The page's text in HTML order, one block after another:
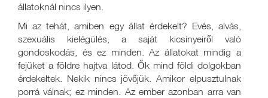
állatoknál nincs ilyen.
Mi az tehát, amiben egy állat érdekelt? Evés, alvás,
szexuális kielégülés, a saját kicsinyeiről való
gondoskodás, és ez minden. Az állatokat mindig a
fejüket a földre hajtva látod. Ők mind földi dolgokban
érdekeltek. Nekik nincs jövőjük. Amikor elpusztulnak
porrá válnak; ez minden. Az ember azonban arra van